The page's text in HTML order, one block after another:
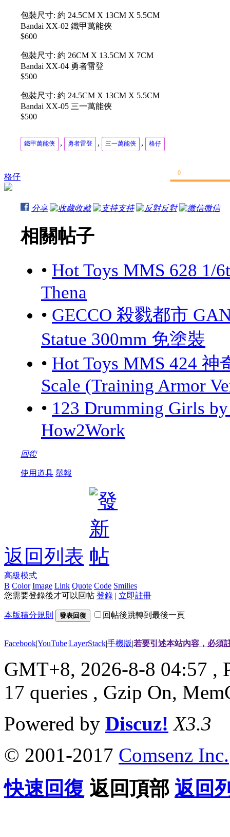
格仔
包裝尺寸: 約 24.5CM X 13CM X 5.5CM
Bandai XX-02 鐵甲萬能俠
$600
包裝尺寸: 約 26CM X 13.5CM X 7CM
Bandai XX-04 勇者雷登
$500
包裝尺寸: 約 24.5CM X 13CM X 5.5CM
Bandai XX-05 三一萬能俠
$500
鐵甲萬能俠 , 勇者雷登 , 三一萬能俠 , 格仔
0
分享 收藏 支持 反對 微信
相關帖子
• Hot Toys MMS 628 1/
Thena
• GECCO 殺戮都市
Statue 300mm 免塗裝
• Hot Toys MMS 424 神
Scale (Training Armor
• 123 Drumming Girls
How2Work
回復
使用道具 舉報
返回列表
高級模式
B Color Image Link Quote Code Smilies
您需要登錄後才可以回帖 登錄 | 立即註冊
本版積分規則 發表回復 回帖後跳轉到最後一頁
Facebook|YouTube|LayerStack|手機版|若要引述本站內容，必須
GMT+8, 2026-8-8 04:57 ,
17 queries , Gzip On,
Powered by Discuz! X3.3
© 2001-2017 Comsenz Inc.
快速回復 返回頂部 返回